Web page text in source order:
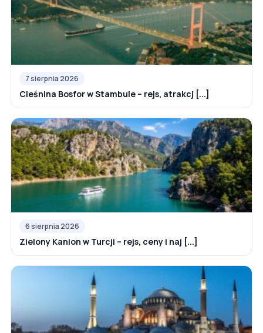
7 sierpnia 2026
Cieśnina Bosfor w Stambule – rejs, atrakcj [...]
6 sierpnia 2026
Zielony Kanion w Turcji – rejs, ceny i naj [...]